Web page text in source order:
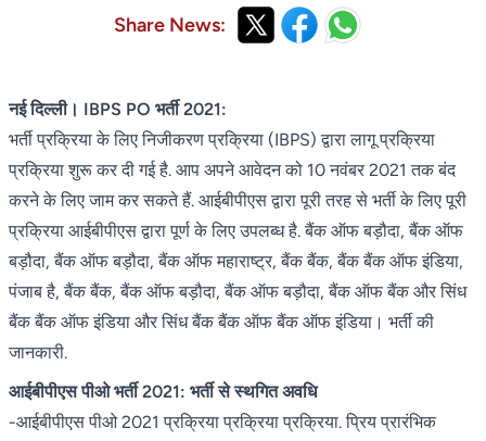
Share News:
नई दिल्ली। IBPS PO भर्ती 2021:
भर्ती प्रक्रिया के लिए निजीकरण प्रक्रिया (IBPS) द्वारा लागू प्रक्रिया
प्रक्रिया शुरू कर दी गई है. आप अपने आवेदन को 10 नवंबर 2021 तक बंद
करने के लिए जाम कर सकते हैं. आईबीपीएस द्वारा पूरी तरह से भर्ती के लिए पूरी
प्रक्रिया आईबीपीएस द्वारा पूर्ण के लिए उपलब्ध है. बैंक ऑफ बड़ौदा, बैंक ऑफ
बड़ौदा, बैंक ऑफ बड़ौदा, बैंक ऑफ महाराष्ट्र, बैंक बैंक, बैंक बैंक ऑफ इंडिया,
पंजाब है, बैंक बैंक, बैंक ऑफ बड़ौदा, बैंक ऑफ बड़ौदा, बैंक ऑफ बैंक और सिंध
बैंक बैंक ऑफ इंडिया और सिंध बैंक बैंक ऑफ बैंक ऑफ इंडिया। भर्ती की
जानकारी.
आईबीपीएस पीओ भर्ती 2021: भर्ती से स्थगित अवधि
-आईबीपीएस पीओ 2021 प्रक्रिया प्रक्रिया प्रक्रिया. प्रिय प्रारंभिक